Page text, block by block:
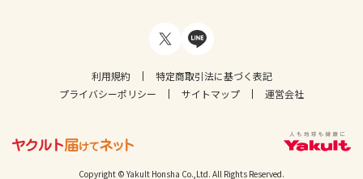
利用規約
特定商取引法に基づく表記
プライバシーポリシー
サイトマップ 運営会社
Copyright © Yakult Honsha Co.,Ltd. All Rights Reserved.